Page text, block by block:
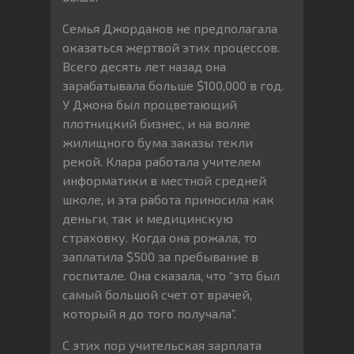
Семья Джорданов не предполагала
оказаться жертвой этих процессов.
Всего десять лет назад она
зарабатывала больше $100,000 в год.
У Джона был процветающий
плотницкий бизнес, и на волне
жилищного бума заказы текли
рекой. Клара работала учителем
информатики в местной средней
школе, и эта работа приносила как
деньги, так и медицинскую
страховку. Когда она рожала, то
заплатила $500 за пребывание в
госпитале. Она сказала, что “это был
самый большой счет от врачей,
который я до того получала”.
С этих пор учительская зарплата